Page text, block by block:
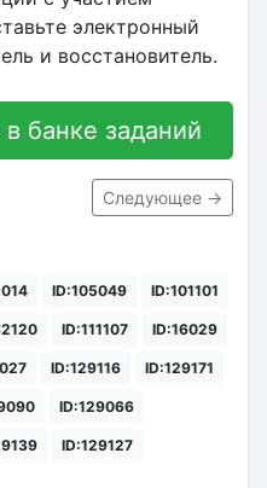
электронный
и восстановитель.
банке заданий
Следующее →
ID:105049 ID:101101
ID:111107 ID:16029
ID:129116 ID:129171
ID:129066
ID:129127